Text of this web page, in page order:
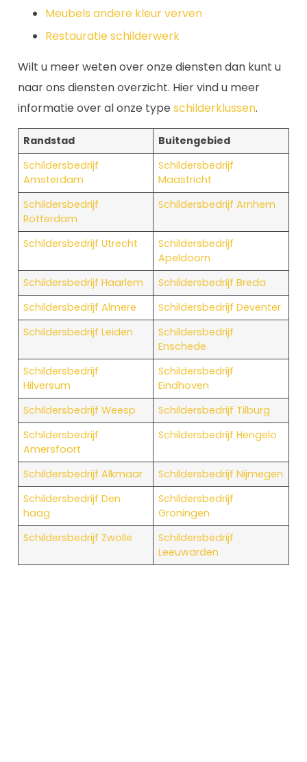
Meubels andere kleur verven
Restauratie schilderwerk
Wilt u meer weten over onze diensten dan kunt u
naar ons diensten overzicht. Hier vind u meer
informatie over al onze type schilderklussen.
Randstad
Buitengebied
Schildersbedrijf
Amsterdam
Schildersbedrijf
Maastricht
Schildersbedrijf
Rotterdam
Schildersbedrijf Arnhem
Schildersbedrijf Utrecht
Schildersbedrijf
Apeldoorn
Schildersbedrijf Haarlem
Schildersbedrijf Breda
Schildersbedrijf Almere
Schildersbedrijf Deventer
Schildersbedrijf Leiden
Schildersbedrijf
Enschede
Schildersbedrijf
Hilversum
Schildersbedrijf
Eindhoven
Schildersbedrijf Weesp
Schildersbedrijf Tilburg
Schildersbedrijf
Amersfoort
Schildersbedrijf Hengelo
Schildersbedrijf Alkmaar
Schildersbedrijf Nijmegen
Schildersbedrijf Den
haag
Schildersbedrijf
Groningen
Schildersbedrijf Zwolle
Schildersbedrijf
Leeuwarden